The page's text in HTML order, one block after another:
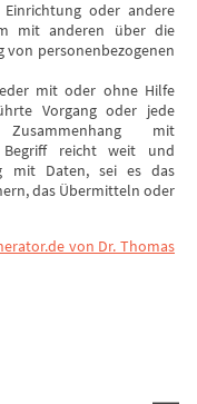
oder andere
mit anderen über die
von personenbezogenen
mit oder ohne Hilfe
Vorgang oder jede
mit
Begriff reicht weit und
mit Daten, sei es das
das Übermitteln oder
von Dr. Thomas